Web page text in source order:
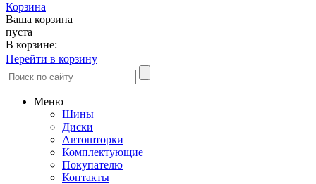
Корзина
Ваша корзина
пуста
В корзине:
Перейти в корзину
Меню
Шины
Диски
Автошторки
Комплектующие
Покупателю
Контакты